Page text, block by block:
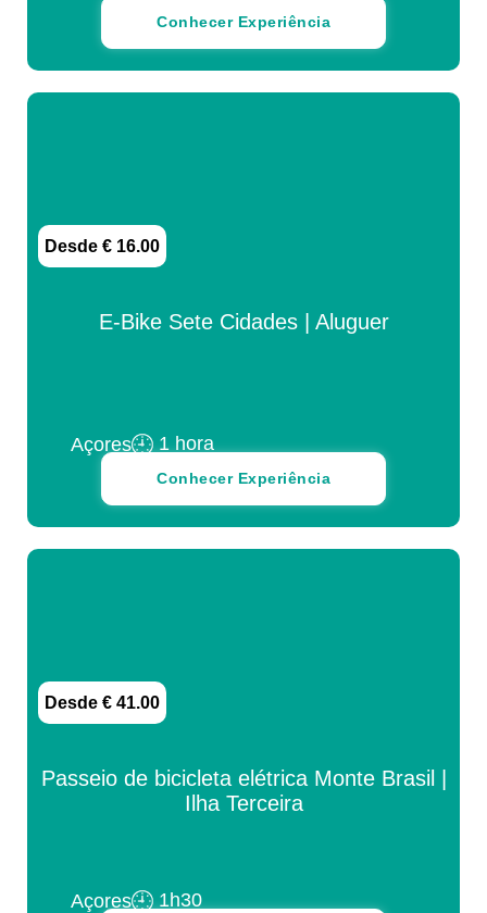
Conhecer Experiência
Desde € 16.00
E-Bike Sete Cidades | Aluguer
Açores 1 hora
Conhecer Experiência
Desde € 41.00
Passeio de bicicleta elétrica Monte Brasil |
Ilha Terceira
Açores 1h30